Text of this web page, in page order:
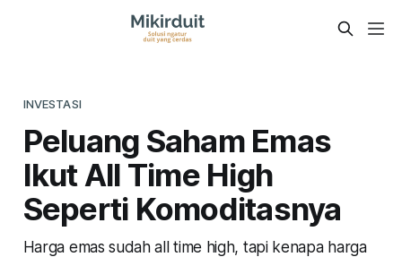
INVESTASI
Peluang Saham Emas
Ikut All Time High
Seperti Komoditasnya
Harga emas sudah all time high, tapi kenapa harga